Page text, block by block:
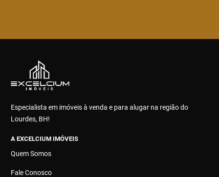
Especialista em imóveis à venda e para alugar na região do
Lourdes, BH!
A EXCELCIUM IMÓVEIS
Quem Somos
Fale Conosco